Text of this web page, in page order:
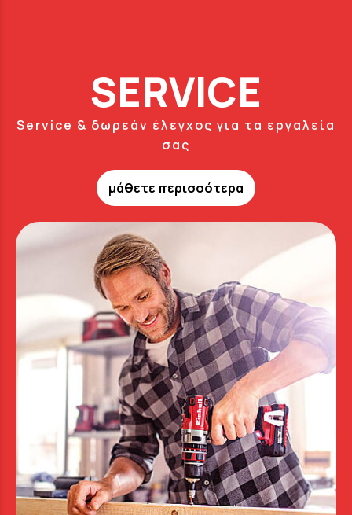
SERVICE
Service & δωρεάν έλεγχος για τα εργαλεία
σας
μάθετε περισσότερα